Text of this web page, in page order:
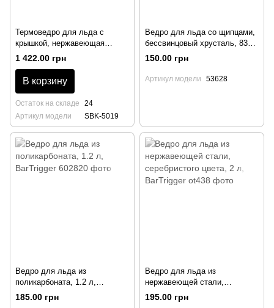
Термоведро для льда с
крышкой, нержавеющая
сталь, черного цвета, 650 мл,
1 422.00 грн
В корзину
Остаток на складе
24
Артикул модели
SBK-5019
Ведро для льда со щипцами,
бессвинцовый хрусталь, 830
мл, Sylvana, Pasabahce
150.00 грн
Артикул модели 53628
Ведро для льда из
поликарбоната, 1.2 л,
BarTrigger
185.00 грн
Ведро для льда из
нержавеющей стали,
серебристого цвета, 2 л,
BarTrigger
195.00 грн